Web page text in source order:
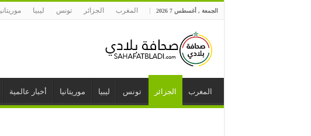
الجمعة , أغسطس 7 2026 المغرب الجزائر تونس ليبيا
المغرب الجزائر تونس ليبيا موريتانيا أخبار عالمية